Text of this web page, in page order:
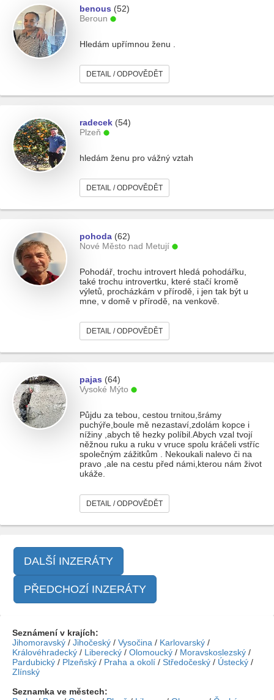
benous (52)
Beroun
Hledám upřímnou ženu .
DETAIL / ODPOVĚDĚT
radecek (54)
Plzeň
hledám ženu pro vážný vztah
DETAIL / ODPOVĚDĚT
pohoda (62)
Nové Město nad Metují
Pohodář, trochu introvert hledá pohodářku,
také trochu introvertku, které stačí kromě
výletů, procházkám v přírodě, i jen tak být u
mne, v domě v přírodě, na venkově.
DETAIL / ODPOVĚDĚT
pajas (64)
Vysoké Mýto
Půjdu za tebou, cestou trnitou,šrámy
puchýře,boule mě nezastaví,zdolám kopce i
nížiny ,abych tě hezky políbil.Abych vzal tvojí
něžnou ruku a ruku v vruce spolu kráčeli vstříc
společným zážitkům . Nekoukali nalevo či na
pravo ,ale na cestu před námi,kterou nám život
ukáže.
DETAIL / ODPOVĚDĚT
DALŠÍ INZERÁTY
PŘEDCHOZÍ INZERÁTY
Seznámení v krajích:
Jihomoravský / Jihočeský / Vysočina / Karlovarský /
Královéhradecký / Liberecký / Olomoucký / Moravskoslezský /
Pardubický / Plzeňský / Praha a okolí / Středočeský / Ústecký /
Zlínský
Seznamka ve městech: